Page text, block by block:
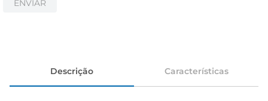
ENVIAR
Descrição Características